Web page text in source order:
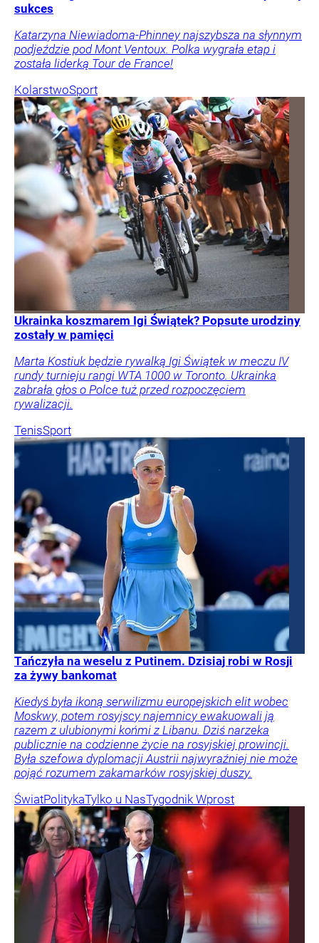
sukces
Katarzyna Niewiadoma-Phinney najszybsza na słynnym
podjeździe pod Mont Ventoux. Polka wygrała etap i
została liderką Tour de France!
KolarstwoSport
Ukrainka koszmarem Igi Świątek? Popsute urodziny
zostały w pamięci
Marta Kostiuk będzie rywalką Igi Świątek w meczu IV
rundy turnieju rangi WTA 1000 w Toronto. Ukrainka
zabrała głos o Polce tuż przed rozpoczęciem
rywalizacji.
TenisSport
Tańczyła na weselu z Putinem. Dzisiaj robi w Rosji
za żywy bankomat
Kiedyś była ikoną serwilizmu europejskich elit wobec
Moskwy, potem rosyjscy najemnicy ewakuowali ją
razem z ulubionymi końmi z Libanu. Dziś narzeka
publicznie na codzienne życie na rosyjskiej prowincji.
Była szefowa dyplomacji Austrii najwyraźniej nie może
pojąć rozumem zakamarków rosyjskiej duszy.
ŚwiatPolitykaTylko u NasTygodnik Wprost